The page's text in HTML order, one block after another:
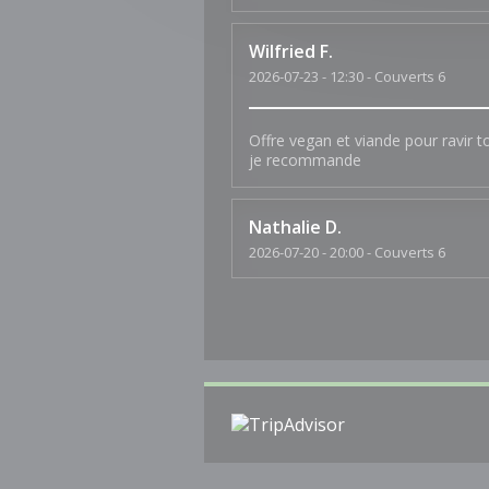
Wilfried F
2026-07-23 - 12:30 - Couverts 6
Offre vegan et viande pour ravir
je recommande
Nathalie D
2026-07-20- 20:00 - Couverts 6